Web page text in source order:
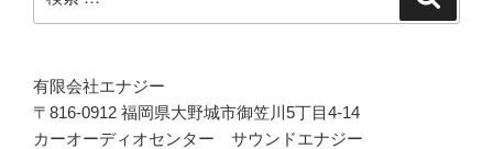
索:
有限会社エナジー
〒816-0912 福岡県大野城市御笠川5丁目4-14
カーオーディオセンター サウンドエナジー